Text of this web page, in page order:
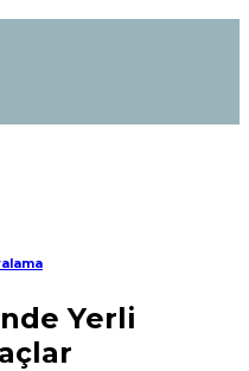
Yerli